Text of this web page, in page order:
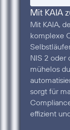
Mit KAIA
Mit KAIA,
komplexe
NIS 2 oder
mühelos
sorgt für
effizient